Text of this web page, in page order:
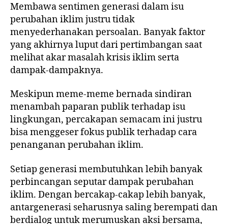
Membawa sentimen generasi dalam isu
perubahan iklim justru tidak
menyederhanakan persoalan. Banyak faktor
yang akhirnya luput dari pertimbangan saat
melihat akar masalah krisis iklim serta
dampak-dampaknya.
Meskipun meme-meme bernada sindiran
menambah paparan publik terhadap isu
lingkungan, percakapan semacam ini justru
bisa menggeser fokus publik terhadap cara
penanganan perubahan iklim.
Setiap generasi membutuhkan lebih banyak
perbincangan seputar dampak perubahan
iklim. Dengan bercakap-cakap lebih banyak,
antargenerasi seharusnya saling berempati dan
berdialog untuk merumuskan aksi bersama,